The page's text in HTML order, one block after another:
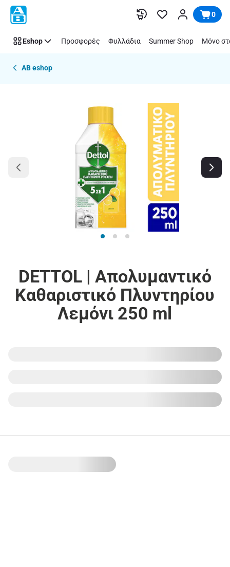
Παράλειψη 0
Eshop Προσφορές Φυλλάδια Summer Shop Μόνο
AB eshop
DETTOL | Απολυμαντικό
Καθαριστικό Πλυντηρίου
Λεμόνι 250 ml